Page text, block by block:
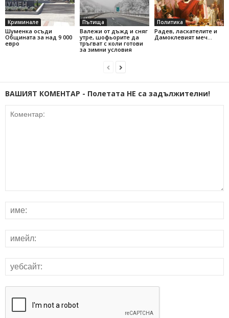
Криминале
Шуменка осъди
Общината за над 9 000
евро
Пътища
Валежи от дъжд и сняг
утре, шофьорите да
тръгват с коли готови
за зимни условия
Политика
Радев, ласкателите и
Дамоклевият меч…
ВАШИЯТ КОМЕНТАР - Полетата НЕ са задължителни!